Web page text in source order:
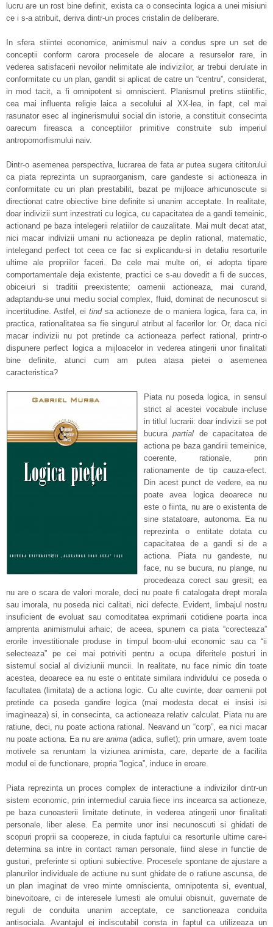
lucru are un rost bine definit, exista ca o consecinta logica a unei misiuni
ce i s-a atribuit, deriva dintr-un proces cristalin de deliberare.
In sfera stiintei economice, animismul naiv a condus spre un set de
conceptii conform carora procesele de alocare a resurselor rare, in
vederea satisfacerii nevoilor nelimitate ale indivizilor, ar trebui derulate in
conformitate cu un plan, gandit si aplicat de catre un “centru”, considerat,
in mod tacit, a fi omnipotent si omniscient. Planismul pretins stiintific,
cea mai influenta religie laica a secolului al XX-lea, in fapt, cel mai
rasunator esec al inginerismului social din istorie, a constituit consecinta
oarecum fireasca a conceptiilor primitive construite sub imperiul
antropomorfismului naiv.
Dintr-o asemenea perspectiva, lucrarea de fata ar putea sugera cititorului
ca piata reprezinta un supraorganism, care gandeste si actioneaza in
conformitate cu un plan prestabilit, bazat pe mijloace arhicunoscute si
directionat catre obiective bine definite si unanim acceptate. In realitate,
doar indivizii sunt inzestrati cu logica, cu capacitatea de a gandi temeinic,
actionand pe baza intelegerii relatiilor de cauzalitate. Mai mult decat atat,
nici macar indivizii umani nu actioneaza pe deplin rational, matematic,
intelegand perfect tot ceea ce fac si explicandu-si in detaliu resorturile
ultime ale propriilor faceri. De cele mai multe ori, ei adopta tipare
comportamentale deja existente, practici ce s-au dovedit a fi de succes,
obiceiuri si traditii preexistente; oamenii actioneaza, mai curand,
adaptandu-se unui mediu social complex, fluid, dominat de necunoscut si
incertitudine. Astfel, eitindsa actioneze de o maniera logica, fara ca, in
practica, rationalitatea sa fie singurul atribut al facerilor lor. Or, daca nici
macar indivizii nu pot pretinde ca actioneaza perfect rational, printr-o
dispunere perfect logica a mijloacelor in vederea atingerii unor finalitati
bine definite, atunci cum am putea atasa pietei o asemenea
caracteristica?
Piata nu poseda logica, in sensul
strict al acestei vocabule incluse
in titlul lucrarii: doar indivizii se pot
bucurapartial de capacitatea de
actiona pe baza gandirii temeinice,
coerente, rationale, prin
rationamente de tip cauza-efect.
Din acest punct de vedere, ea nu
poate avea logica deoarece nu
este o fiinta, nu are o existenta de
sine statatoare, autonoma. Ea nu
reprezinta o entitate dotata cu
capacitatea de a gandi si de a
actiona. Piata nu gandeste, nu
face, nu se bucura, nu plange, nu
procedeaza corect sau gresit; ea
nu are o scara de valori morale, deci nu poate fi catalogata drept morala
sau imorala, nu poseda nici calitati, nici defecte. Evident, limbajul nostru
insuficient de evoluat sau comoditatea exprimarii cotidiene poarta inca
amprenta animismului arhaic; de aceea, spunem ca piata “corecteaza”
erorile investitionale produse in timpul boom-ului economic sau ca “ii
selecteaza” pe cei mai potriviti pentru a ocupa diferitele posturi in
sistemul social al diviziunii muncii. In realitate, nu face nimic din toate
acestea, deoarece ea nu este o entitate similara individului ce poseda o
facultatea (limitata) de a actiona logic. Cu alte cuvinte, doar oamenii pot
pretinde ca poseda gandire logica (mai modesta decat ei insisi isi
imagineaza) si, in consecinta, ca actioneaza relativ calculat. Piata nu are
ratiune, deci, nu poate actiona rational. Neavand un “corp”, ea nici macar
nu poate actiona. Ea nu are anima (adica, suflet); prin urmare, avem toate
motivele sa renuntam la viziunea animista, care, departe de a facilita
modul ei de functionare, propria “logica”, induce in eroare.
Piata reprezinta un proces complex de interactiune a indivizilor dintr-un
sistem economic, prin intermediul caruia fiece ins incearca sa actioneze,
pe baza cunoasterii limitate detinute, in vederea atingerii unor finalitati
personale, liber alese. Ea permite unor insi necunoscuti si ghidati de
scopuri proprii sa coopereze, in ciuda faptului ca resorturile ultime care-i
determina sa intre in contact raman personale, fiind alese in functie de
gusturi, preferinte si optiuni subiective. Procesele spontane de ajustare a
planurilor individuale de actiune nu sunt ghidate de o ratiune ascunsa, de
un plan imaginat de vreo minte omniscienta, omnipotenta si, eventual,
binevoitoare, ci de interesele lumesti ale omului obisnuit, guvernate de
reguli de conduita unanim acceptate, ce sanctioneaza conduita
antisociala. Avantajul ei indiscutabil consta in faptul ca utilizeaza un